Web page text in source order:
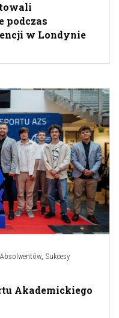
podczas
w Londynie
, Sukcesy
Akademickiego